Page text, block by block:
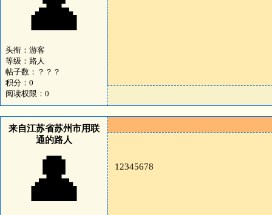
头衔：游客
等级：路人
帖子数：？？？
积分：0
阅读权限：0
来自江苏省苏州市用联
通的路人
👤 12345678